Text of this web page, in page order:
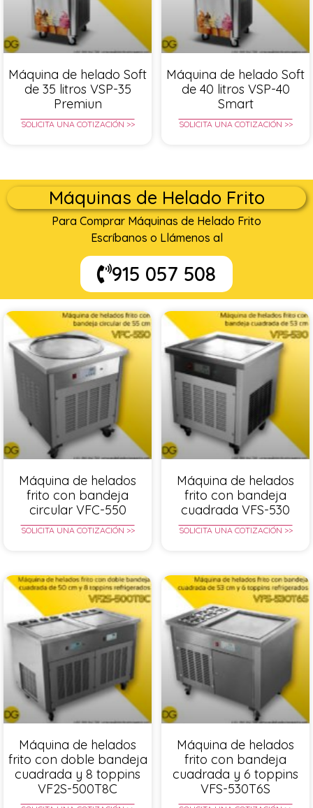
Máquina de helado Soft
de 35 litros VSP-35
Premiun
SOLICITA UNA COTIZACIÓN >>
Máquina de helado Soft
de 40 litros VSP-40
Smart
SOLICITA UNA COTIZACIÓN >>
Máquinas de Helado Frito
Para Comprar Máquinas de Helado Frito
Escríbanos o Llámenos al
915 057 508
Máquina de helados
frito con bandeja
circular VFC-550
SOLICITA UNA COTIZACIÓN >>
Máquina de helados
frito con bandeja
cuadrada VFS-530
SOLICITA UNA COTIZACIÓN >>
Máquina de helados
frito con doble bandeja
cuadrada y 8 toppins
VF2S-500T8C
Máquina de helados
frito con bandeja
cuadrada y 6 toppins
VFS-530T6S